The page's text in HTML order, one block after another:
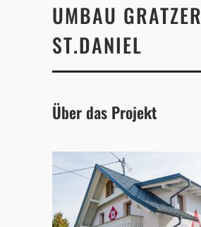
UMBAU GRATZER
ST.DANIEL
Über das Projekt